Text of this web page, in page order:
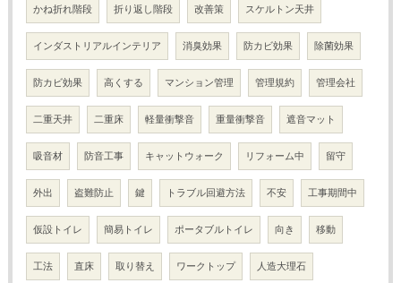
かね折れ階段 折り返し階段 改善策 スケルトン天井
インダストリアルインテリア 消臭効果 防カビ効果 除菌効果
防カビ効果 高くする マンション管理 管理規約 管理会社
二重天井 二重床 軽量衝撃音 重量衝撃音 遮音マット
吸音材 防音工事 キャットウォーク リフォーム中 留守
外出 盗難防止 鍵 トラブル回避方法 不安 工事期間中
仮設トイレ 簡易トイレ ポータブルトイレ 向き 移動
工法 直床 取り替え ワークトップ 人造大理石